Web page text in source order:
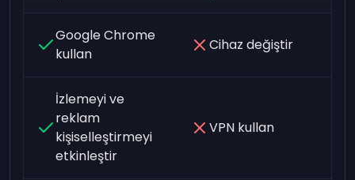
Google Chrome
kullan
Cihaz değiştir
İzlemeyi ve
reklam
kişiselleştirmeyi
etkinleştir
VPN kullan